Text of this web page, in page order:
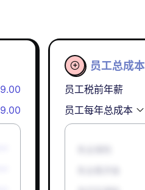
 员工总成本
员工税前年薪
员工每年总成本